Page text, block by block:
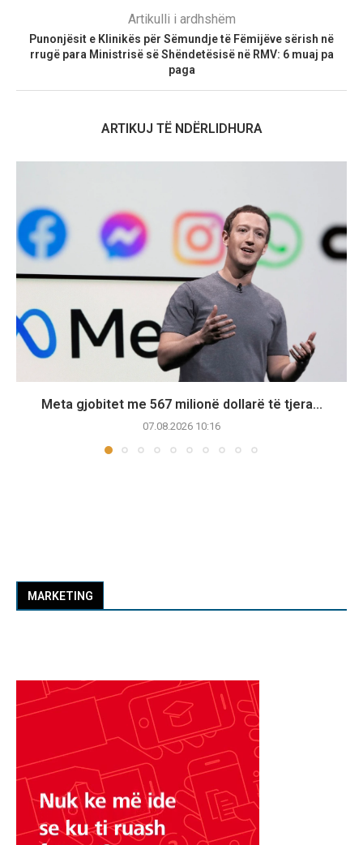
Artikulli i ardhshëm
Punonjësit e Klinikës për Sëmundje të Fëmijëve sërish në
rrugë para Ministrisë së Shëndetësisë në RMV: 6 muaj pa
paga
ARTIKUJ TË NDËRLIDHURA
Meta gjobitet me 567 milionë dollarë të tjera...
07.08.2026 10:16
MARKETING